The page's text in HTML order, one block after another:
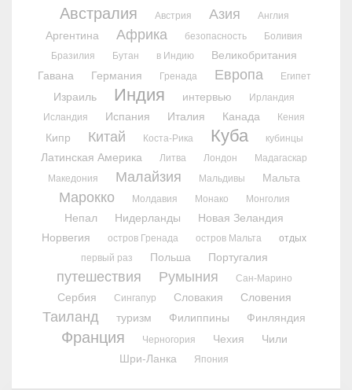
Австралия Австрия Азия Англия
Аргентина Африка безопасность
Боливия
Бразилия
Бутан в Индию
Великобритания
Гавана
Германия Гренада Европа Египет
Израиль Индия интервью
Ирландия
Исландия
Испания Италия Канада Кения
Кипр Китай Коста-Рика Куба кубинцы
Латинская Америка Литва Лондон
Мадагаскар
Македония
Малайзия Мальдивы Мальта
Марокко Молдавия Монако Монголия
Непал Нидерланды
Новая Зеландия
Норвегия
остров Гренада остров Мальта
отдых
первый раз
Польша Португалия
путешествия Румыния Сан-Марино
Сербия Сингапур Словакия Словения
Таиланд туризм Филиппины Финляндия
Франция Черногория Чехия
Чили
Шри-Ланка
Япония